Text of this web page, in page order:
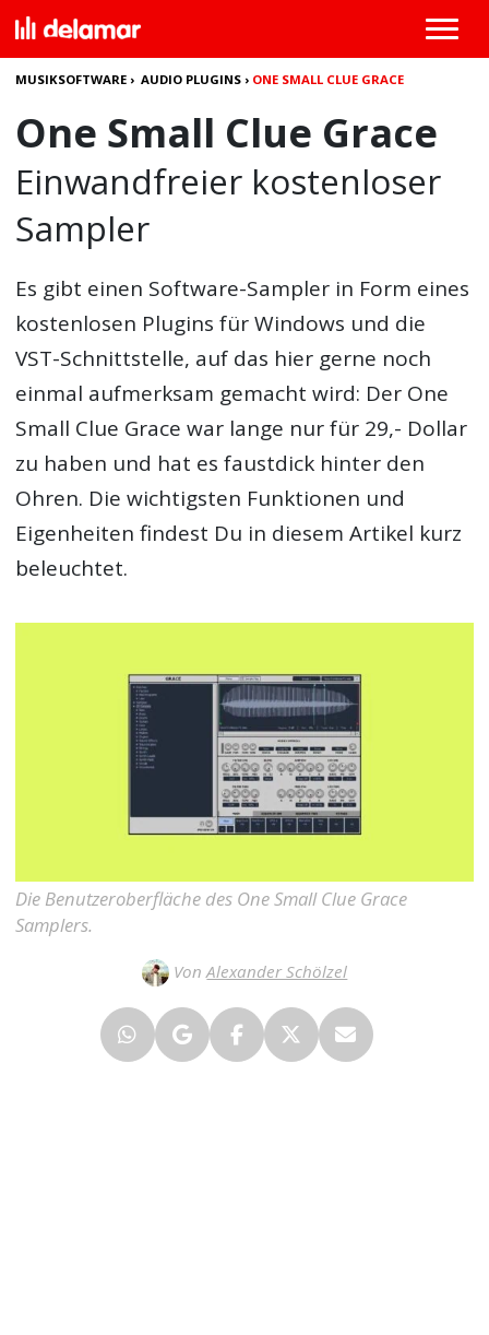
MUSIKSOFTWARE ›AUDIO PLUGINS › ONE SMALL CLUE GRACE
One Small Clue Grace
Einwandfreier kostenloser
Sampler
Es gibt einen Software-Sampler in Form eines
kostenlosen Plugins für Windows und die
VST-Schnittstelle, auf das hier gerne noch
einmal aufmerksam gemacht wird: Der One
Small Clue Grace war lange nur für 29,- Dollar
zu haben und hat es faustdick hinter den
Ohren. Die wichtigsten Funktionen und
Eigenheiten findest Du in diesem Artikel kurz
beleuchtet.
Die Benutzeroberfläche des One Small Clue Grace
Samplers.
VonAlexander Schölzel